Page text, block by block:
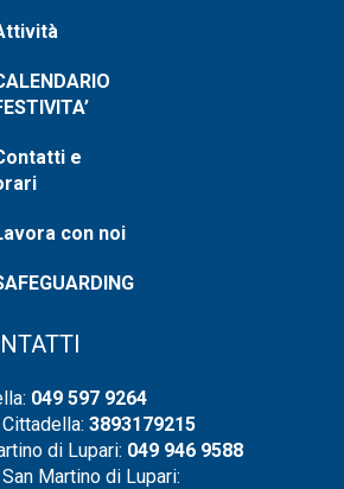
e
con noi
049 597 9264
3893179215
di Lupari: 049 946 9588
Martino di Lupari: